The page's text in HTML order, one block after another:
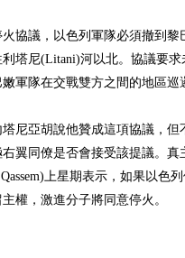
協議，以色列軍隊必須撤到
塔尼(Litani)河以北。協議要
嫩軍隊在交戰雙方之間的地區巡
尼亞胡說他贊成這項協議，
翼同僚是否會接受該提議。真
上星期表示，如果以色
權，激進分子將同意停火。